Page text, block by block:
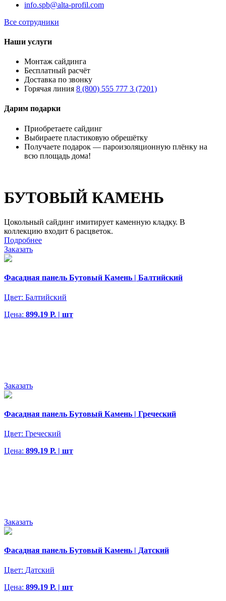
info.spb@alta-profil.com
Все сотрудники
Наши услуги
Монтаж сайдинга
Бесплатный расчёт
Доставка по звонку
Горячая линия 8 (800) 555 777 3 (7201)
Дарим подарки
Приобретаете сайдинг
Выбираете пластиковую обрешётку
Получаете подарок — пароизоляционную плёнку на
всю площадь дома!
БУТОВЫЙ КАМЕНЬ
Цокольный сайдинг имитирует каменную кладку. В
коллекцию входит 6 расцветок.
Подробнее
Заказать
Фасадная панель Бутовый Камень | Балтийский
Цвет: Балтийский
Цена: 899.19 Р. | шт
Заказать
Фасадная панель Бутовый Камень | Греческий
Цвет: Греческий
Цена: 899.19 Р. | шт
Заказать
Фасадная панель Бутовый Камень | Датский
Цвет: Датский
Цена: 899.19 Р. | шт